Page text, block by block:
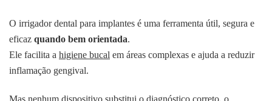
O irrigador dental para implantes é uma ferramenta útil, segura e
eficaz quando bem orientada.
Ele facilita a higiene bucal em áreas complexas e ajuda a reduzir
inflamação gengival.